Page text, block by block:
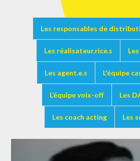
Les responsables de
Les réalisateur.rice.s
Les agent.e.s L'équipe
L’équipe voix-off Les
Les coach acting Les